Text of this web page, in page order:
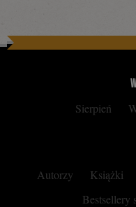
Sierpień
Autorzy Książki
Bestsellery